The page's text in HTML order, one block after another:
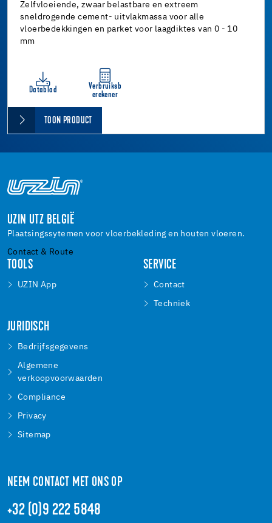
Zelfvloeiende, zwaar belastbare en extreem
sneldrogende cement- uitvlakmassa voor alle
vloerbedekkingen en parket voor laagdiktes van 0 - 10
mm
Datablad
Verbruiksb
erekener
TOON PRODUCT
UZIN UTZ BELGIË
Plaatsingssytemen voor vloerbekleding en houten vloeren.
Contact & Route
TOOLS
UZIN App
SERVICE
Contact
Techniek
JURIDISCH
Bedrijfsgegevens
Algemene
verkoopvoorwaarden
Compliance
Privacy
Sitemap
NEEM CONTACT MET ONS OP
+32 (0)9 222 5848